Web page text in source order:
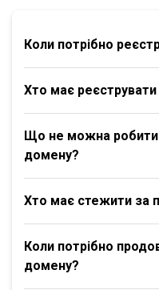
Коли потрібно
Хто має
Що не можна робити
домену?
Хто має стежити за
Коли потрібно
домену?